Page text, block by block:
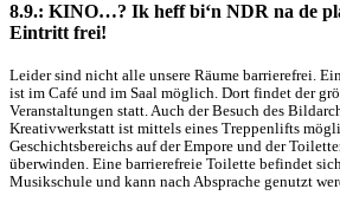
8.9.: KINO…? Ik heff bi‘n NDR na de
Eintritt frei!
Leider sind nicht alle unsere Räume barrierefrei.
ist im Café und im Saal möglich. Dort findet der
Veranstaltungen statt. Auch der Besuch des
Kreativwerkstatt ist mittels eines Treppenlifts
Geschichtsbereichs auf der Empore und der
überwinden. Eine barrierefreie Toilette befindet
Musikschule und kann nach Absprache genutzt